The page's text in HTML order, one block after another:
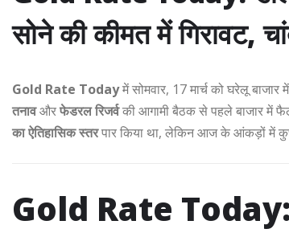
सोने की कीमत में गिरावट,
Gold Rate Todayमें सोमवार, 17 मार्च को घरेलू बाजार में
तनावऔरफेडरल रिजर्वकी आगामी बैठक से पहले बाजार में
का ऐतिहासिक स्तरपार किया था, लेकिन आज के आंकड़ों में
Gold Rate Today: